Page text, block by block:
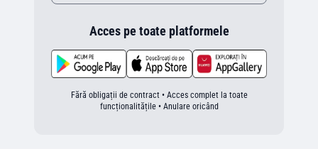
Acces pe toate platformele
Fără obligații de contract • Acces complet la toate
funcționalitățile • Anulare oricând